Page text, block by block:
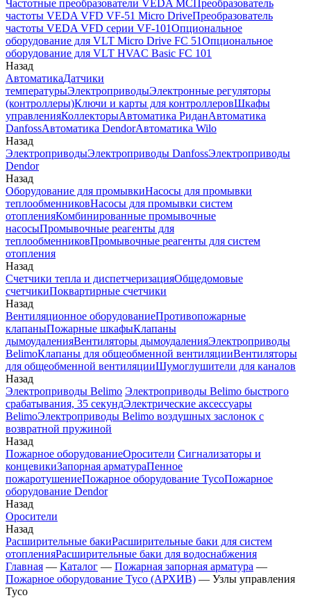
Частотные преобразователи VEDA MC Преобразователь
частоты VEDA VFD VF-51 Micro DriveПреобразователь
частоты VEDA VFD серии VF-101Опциональное
оборудование для VLT Micro Drive FC 51Опциональное
оборудование для VLT HVAC Basic FC 101
Назад
АвтоматикаДатчики
температурыЭлектроприводыЭлектронные регуляторы
(контроллеры)Ключи и карты для контроллеровШкафы
управленияКоллекторыАвтоматика РиданАвтоматика
DanfossАвтоматика DendorАвтоматика Wilo
Назад
ЭлектроприводыЭлектроприводы DanfossЭлектроприводы
Dendor
Назад
Оборудование для промывкиНасосы для промывки
теплообменниковНасосы для промывки систем
отопленияКомбинированные промывочные
насосыПромывочные реагенты для
теплообменниковПромывочные реагенты для систем
отопления
Назад
Счетчики тепла и диспетчеризацияОбщедомовые
счетчикиПоквартирные счетчики
Назад
Вентиляционное оборудованиеПротивопожарные
клапаныПожарные шкафыКлапаны
дымоудаленияВентиляторы дымоудаленияЭлектроприводы
BelimoКлапаны для общеобменной вентиляцииВентиляторы
для общеобменной вентиляцииШумоглушители для каналов
Назад
Электроприводы Belimo Электроприводы Belimo быстрого
срабатывания, 35 секундЭлектрические аксессуары
BelimoЭлектроприводы Belimo воздушных заслонок c
возвратной пружиной
Назад
Пожарное оборудованиеОросители Сигнализаторы и
концевикиЗапорная арматураПенное
пожаротушениеПожарное оборудование TycoПожарное
оборудование Dendor
Назад
Оросители
Назад
Расширительные бакиРасширительные баки для систем
отопленияРасширительные баки для водоснабжения
Главная — Каталог — Пожарная запорная арматура —
Пожарное оборудование Tyco (АРХИВ) — Узлы управления
Tyco